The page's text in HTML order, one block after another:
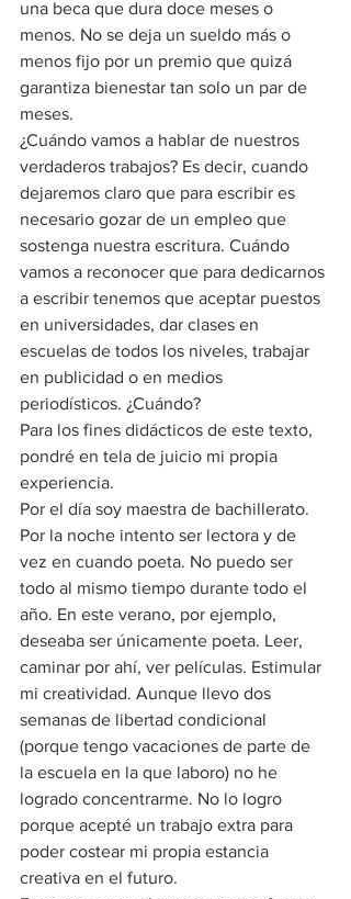
una beca que dura doce meses o
menos. No se deja un sueldo más o
menos fijo por un premio que quizá
garantiza bienestar tan solo un par de
meses.
¿Cuándo vamos a hablar de nuestros
verdaderos trabajos? Es decir, cuando
dejaremos claro que para escribir es
necesario gozar de un empleo que
sostenga nuestra escritura. Cuándo
vamos a reconocer que para dedicarnos
a escribir tenemos que aceptar puestos
en universidades, dar clases en
escuelas de todos los niveles, trabajar
en publicidad o en medios
periodísticos. ¿Cuándo?
Para los fines didácticos de este texto,
pondré en tela de juicio mi propia
experiencia.
Por el día soy maestra de bachillerato.
Por la noche intento ser lectora y de
vez en cuando poeta. No puedo ser
todo al mismo tiempo durante todo el
año. En este verano, por ejemplo,
deseaba ser únicamente poeta. Leer,
caminar por ahí, ver películas. Estimular
mi creatividad. Aunque llevo dos
semanas de libertad condicional
(porque tengo vacaciones de parte de
la escuela en la que laboro) no he
logrado concentrarme. No lo logro
porque acepté un trabajo extra para
poder costear mi propia estancia
creativa en el futuro.